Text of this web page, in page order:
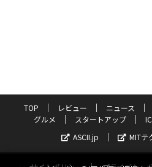
TOP レビュー ニュース
グルメ
スタートアップ
ASCII.jp
MITテ